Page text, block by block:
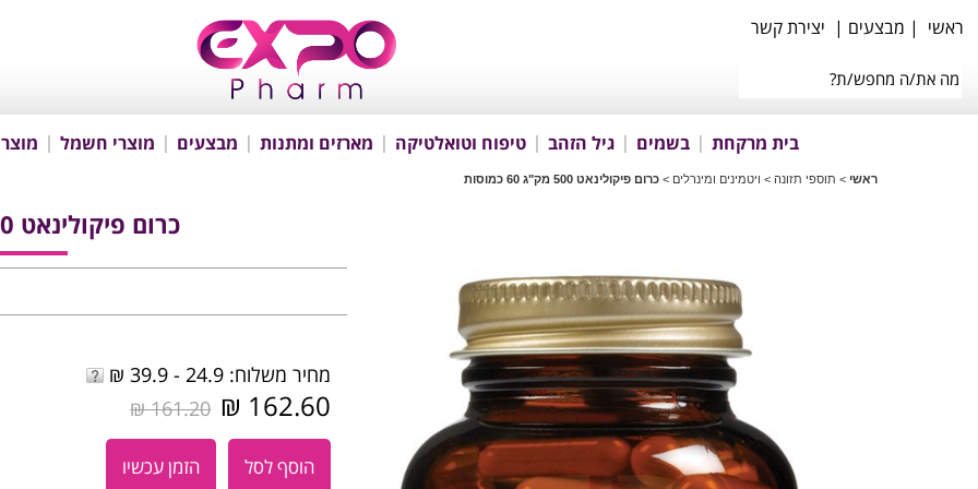
ראשי | מבצעים | יצירת קשר
בית מרקחת בשמים גיל הזהב טיפוח וטואלטיקה מארזים ומתנות מבצעים מוצרי חשמל
ראשי > תוספי תזונה > ויטמינים ומינרלים > כרום פיקולינאט 500 מק"ג 60 כמוסות
כרום פיקולינאט 500 מק"ג 60 כמוסות
מחיר משלוח: 24.9 - 39.9 ₪
162.60 ₪
161.20 ₪
הוסף לסל הזמן עכשיו